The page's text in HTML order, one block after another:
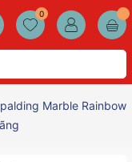
0
Marble Rainbow